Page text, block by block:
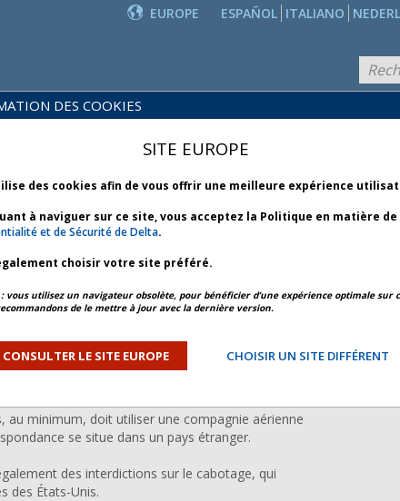
ITALIANO
ESPAÑOL
EUROPE
PRODUITS
ET
aérienne étrangère à transporter un client entre
quel que soit le point de correspondance
billet pour un voyage dont le point d’origine se
et s’achève aux États-Unis ou sur un
au minimum, doit utiliser une compagnie aérienne
se situe dans un pays étranger.
des interdictions sur le cabotage, qui
des États-Unis.
DES COOKIES
SITE EUROPE
des cookies afin de vous offrir une meilleure expérience
à naviguer sur ce site, vous acceptez la Politique en matière de
et de Sécurité de Delta.
choisir votre site préféré.
vous utilisez un navigateur obsolète, pour bénéficier d’une expérience optimale sur
de le mettre à jour avec la dernière version.
CONSULTER LE SITE EUROPE CHOISIR UN SITE DIFFÉRENT